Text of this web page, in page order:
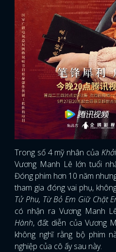
Trong số 4 mỹ nhân của
Vương Manh Lê lớn tuổi
Đóng phim hơn 10 năm
tham gia đóng vai phụ,
Tử Phu, Từ Bỏ Em Giữ Chặt
có nhận ra Vương Manh
Hành, đất diễn của Vương
không nghĩ rằng bộ phim
nghiệp của cô ấy sau này.